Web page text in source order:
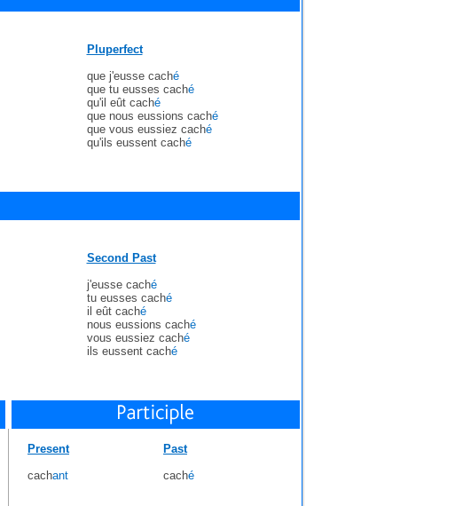
Pluperfect
que j'eusse caché
que tu eusses caché
qu'il eût caché
que nous eussions caché
que vous eussiez caché
qu'ils eussent caché
Second Past
j'eusse caché
tu eusses caché
il eût caché
nous eussions caché
vous eussiez caché
ils eussent caché
Present
cachant
Past
caché